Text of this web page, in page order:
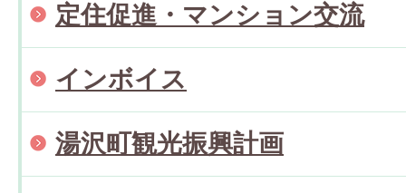
定住促進・マンション交流
インボイス
湯沢町観光振興計画